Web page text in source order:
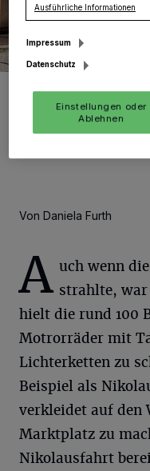
Foto: Kurier Verlag GmbH/Daniela
Von Daniela Furth
A uch wenn
strahlte, war
hielt die rund 100
Motrorräder mit
Lichterketten zu
Beispiel als
verkleidet auf den
Marktplatz zu
Nikolausfahrt
Ausführliche Informationen
Impressum
Datenschutz
Einstellungen oder
Ablehnen